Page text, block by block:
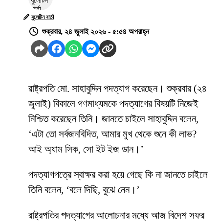
বুলেটিন বার্তা
শুক্রবার, ২৪ জুলাই ২০২৬ - ৫:৫৪ অপরাহ্ন
রাষ্ট্রপতি মো. সাহাবুদ্দিন পদত্যাগ করেছেন। শুক্রবার (২৪
জুলাই) বিকালে গণমাধ্যমকে পদত্যাগের বিষয়টি নিজেই
নিশ্চিত করেছেন তিনি। জানতে চাইলে সাহাবুদ্দিন বলেন,
‘এটা তো সর্বজনবিদিত, আমার মুখ থেকে শুনে কী লাভ?
আই অ্যাম সিক, সো ইট ইজ ডান।’
পদত্যাগপত্রে স্বাক্ষর করা হয়ে গেছে কি না জানতে চাইলে
তিনি বলেন, ‘বলে দিছি, বুঝে নেন।’
রাষ্ট্রপতির পদত্যাগের আলোচনার মধ্যে আজ বিদেশ সফর